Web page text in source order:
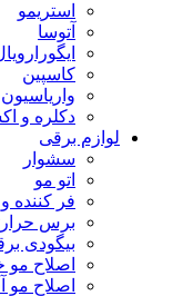
استریمو
آتوسا
کاسپین
واریاسیون
دکلره و
لوازم برقی
سشوار
اتو مو
فر کننده
برس
بیگودی
اصلاح مو
اصلاح مو